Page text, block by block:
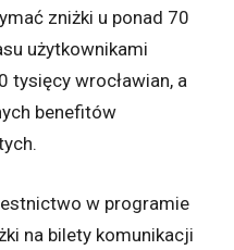
zniżki u ponad 70
użytkownikami
tysięcy wrocławian, a
benefitów
w programie
na bilety komunikacji